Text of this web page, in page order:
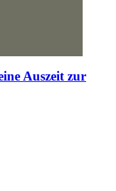
Auszeit zur